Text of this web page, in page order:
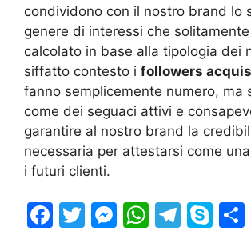
condividono con il nostro brand lo
genere di interessi che
calcolato in base alla tipologia dei
siffatto contesto i followers
fanno semplicemente numero, ma
come dei seguaci attivi e
garantire al nostro brand la
necessaria per attestarsi come
i futuri clienti.
F
T
M W T
S